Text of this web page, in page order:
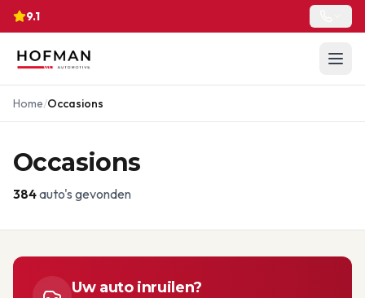
9.1
Home/Occasions
Occasions
384auto's gevonden
Uw auto inruilen?